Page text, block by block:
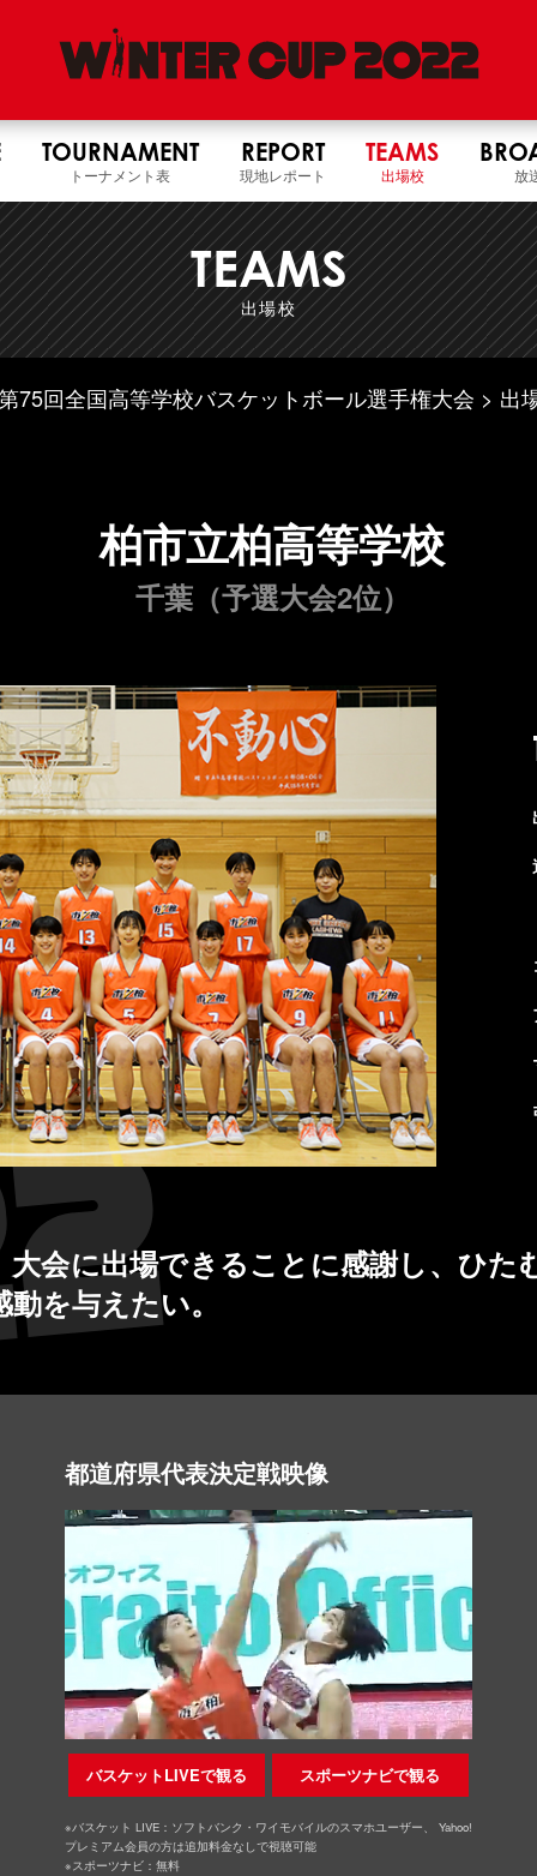
TOURNAMENT
トーナメント表
REPORT
現地レポート
TEAMS
出場校 放
TEAMS
出場校
75回全国高等学校バスケットボール選手権大会 出
柏市立柏高等学校
千葉（予選大会2位）
大会に出場できることに感謝し、ひ
を与えたい。
都道府県代表決定戦映像
バスケットLIVEで観る スポーツナビで観る
※バスケット LIVE：ソフトバンク・ワイモバイルのスマホユーザー、 Yahoo!
プレミアム会員の方は追加料金なしで視聴可能
※スポーツナビ：無料